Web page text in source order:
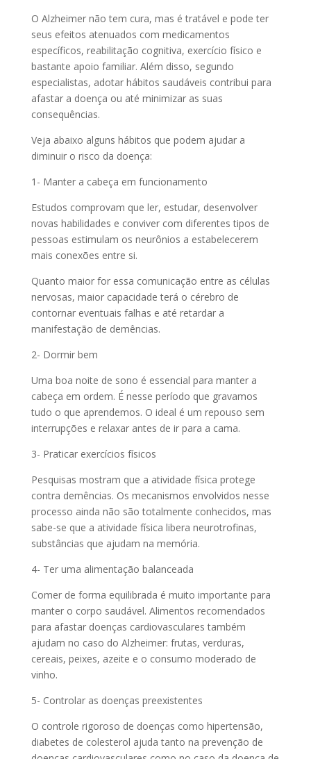
O Alzheimer não tem cura, mas é tratável e pode ter
seus efeitos atenuados com medicamentos
específicos, reabilitação cognitiva, exercício físico e
bastante apoio familiar. Além disso, segundo
especialistas, adotar hábitos saudáveis contribui para
afastar a doença ou até minimizar as suas
consequências.
Veja abaixo alguns hábitos que podem ajudar a
diminuir o risco da doença:
1- Manter a cabeça em funcionamento
Estudos comprovam que ler, estudar, desenvolver
novas habilidades e conviver com diferentes tipos de
pessoas estimulam os neurônios a estabelecerem
mais conexões entre si.
Quanto maior for essa comunicação entre as células
nervosas, maior capacidade terá o cérebro de
contornar eventuais falhas e até retardar a
manifestação de demências.
2- Dormir bem
Uma boa noite de sono é essencial para manter a
cabeça em ordem. É nesse período que gravamos
tudo o que aprendemos. O ideal é um repouso sem
interrupções e relaxar antes de ir para a cama.
3- Praticar exercícios físicos
Pesquisas mostram que a atividade física protege
contra demências. Os mecanismos envolvidos nesse
processo ainda não são totalmente conhecidos, mas
sabe-se que a atividade física libera neurotrofinas,
substâncias que ajudam na memória.
4- Ter uma alimentação balanceada
Comer de forma equilibrada é muito importante para
manter o corpo saudável. Alimentos recomendados
para afastar doenças cardiovasculares também
ajudam no caso do Alzheimer: frutas, verduras,
cereais, peixes, azeite e o consumo moderado de
vinho.
5- Controlar as doenças preexistentes
O controle rigoroso de doenças como hipertensão,
diabetes de colesterol ajuda tanto na prevenção de